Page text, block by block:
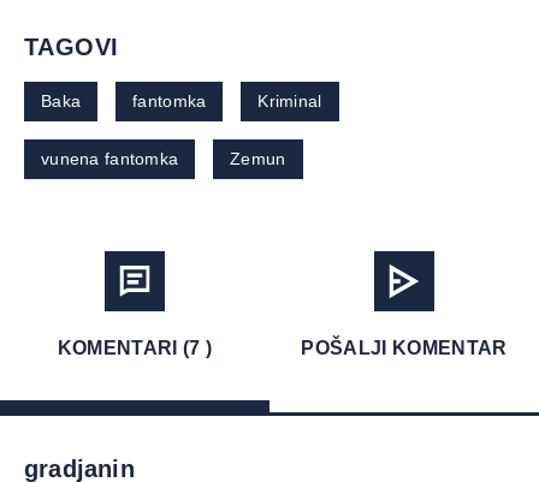
TAGOVI
Baka fantomka Kriminal
vunena fantomka Zemun
KOMENTARI (7 ) POŠALJI KOMENTAR
gradjanin